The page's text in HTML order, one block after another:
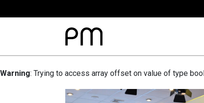
Warning: Trying to access array offset on value of type